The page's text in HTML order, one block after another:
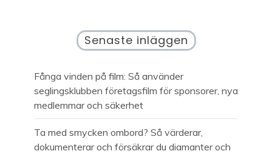
Senaste inläggen
Fånga vinden på film: Så använder
seglingsklubben företagsfilm för sponsorer, nya
medlemmar och säkerhet
Ta med smycken ombord? Så värderar,
dokumenterar och försäkrar du diamanter och